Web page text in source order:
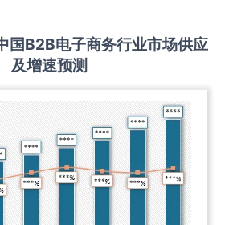
国B2B电子商务行业市场供应
及增速预测